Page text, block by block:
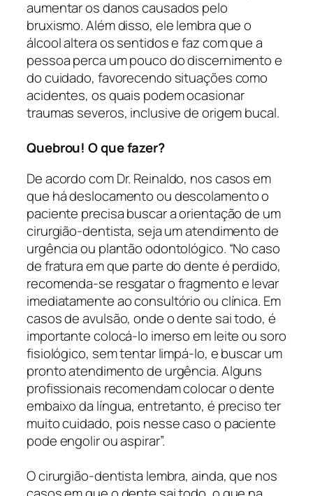
aumentar os danos causados pelo
bruxismo. Além disso, ele lembra que o
álcool altera os sentidos e faz com que a
pessoa perca um pouco do discernimento e
do cuidado, favorecendo situações como
acidentes, os quais podem ocasionar
traumas severos, inclusive de origem bucal.
Quebrou! O que fazer?
De acordo com Dr. Reinaldo, nos casos em
que há deslocamento ou descolamento o
paciente precisa buscar a orientação de um
cirurgião-dentista, seja um atendimento de
urgência ou plantão odontológico. “No caso
de fratura em que parte do dente é perdido,
recomenda-se resgatar o fragmento e levar
imediatamente ao consultório ou clínica. Em
casos de avulsão, onde o dente sai todo, é
importante colocá-lo imerso em leite ou soro
fisiológico, sem tentar limpá-lo, e buscar um
pronto atendimento de urgência. Alguns
profissionais recomendam colocar o dente
embaixo da língua, entretanto, é preciso ter
muito cuidado, pois nesse caso o paciente
pode engolir ou aspirar”.
O cirurgião-dentista lembra, ainda, que nos